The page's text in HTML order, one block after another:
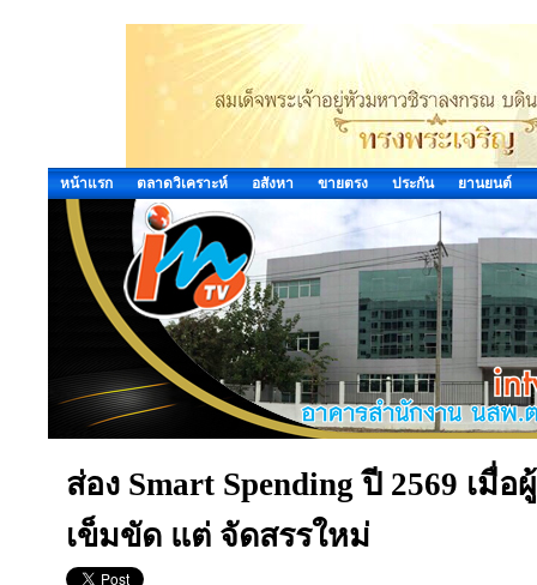
หน้าแรก ตลาดวิเคราะห์ อสังหา ขายตรง ประกัน ยานยนต์
ส่อง Smart Spending ปี 2569 เมื่
เข็มขัด แต่ จัดสรรใหม่